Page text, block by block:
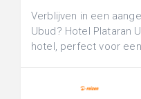
Verblijven in een
Ubud? Hotel Plataran
hotel, perfect voor